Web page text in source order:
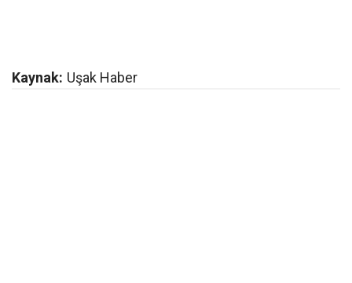
Kaynak: Uşak Haber